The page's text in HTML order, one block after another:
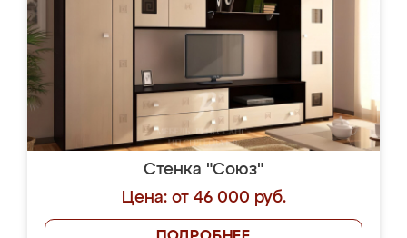
Стенка "Союз"
Цена: от 46 000 руб.